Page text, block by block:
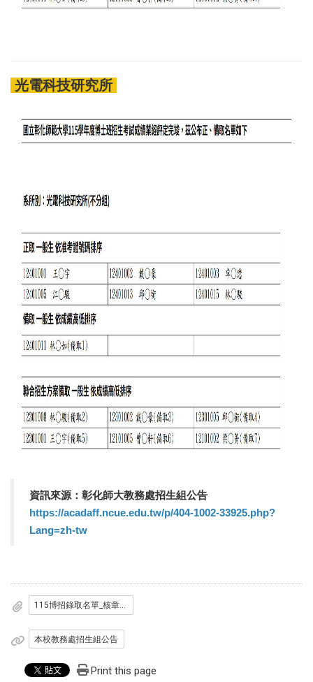
光電科技研究所
資訊來源：彰化師大教務處招生組公告
https://acadaff.ncue.edu.tw/p/404-1002-33925.php?
Lang=zh-tw
115博招錄取名單_核章版_.pdf
本校教務處招生組公告
Print this page